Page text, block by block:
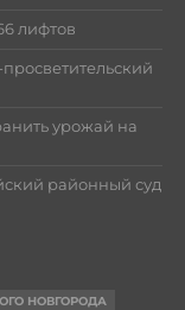
лифтов
урожай на
районный суд
НОВГОРОДА